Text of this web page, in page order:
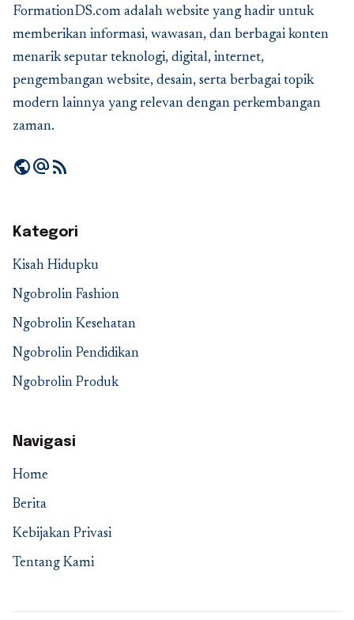
FormationDS.com adalah website yang hadir untuk
memberikan informasi, wawasan, dan berbagai konten
menarik seputar teknologi, digital, internet,
pengembangan website, desain, serta berbagai topik
modern lainnya yang relevan dengan perkembangan
zaman.
publicalternate_emailrss_feed
Kategori
Kisah Hidupku
Ngobrolin Fashion
Ngobrolin Kesehatan
Ngobrolin Pendidikan
Ngobrolin Produk
Navigasi
Home
Berita
Kebijakan Privasi
Tentang Kami